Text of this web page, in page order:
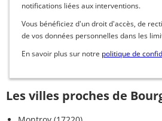
notifications liées aux interventions.
Vous bénéficiez d'un droit d'accès, de
de vos données personnelles dans les
En savoir plus sur notre politique de
Les villes proches de